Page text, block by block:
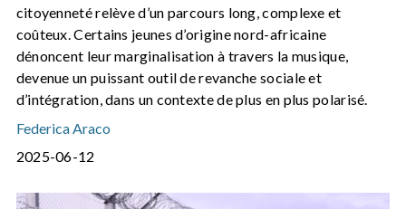
citoyenneté relève d’un parcours long, complexe et
coûteux. Certains jeunes d’origine nord-africaine
dénoncent leur marginalisation à travers la musique,
devenue un puissant outil de revanche sociale et
d’intégration, dans un contexte de plus en plus polarisé.
Federica Araco
2025-06-12